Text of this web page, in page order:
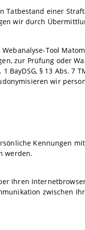
Tatbestand einer
wir durch
Tool
zur Prüfung oder
§ 13 Abs. 7
wir
Kennungen
werden.
Ihren
zwischen